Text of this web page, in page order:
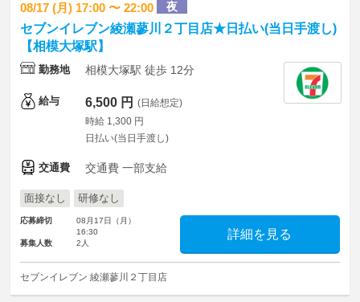
08/17 (月) 17:00 〜 22:00 夜
セブンイレブン綾瀬蓼川２丁目店★日払い(当日手渡し)
【相模大塚駅】
勤務地 相模大塚駅 徒歩 12分
給与 6,500 円 (日給想定)
時給 1,300 円
日払い(当日手渡し)
交通費 交通費 一部支給
面接なし 研修なし
応募締切
08月17日（月）
16:30
募集人数
2人
詳細を見る
セブンイレブン 綾瀬蓼川２丁目店